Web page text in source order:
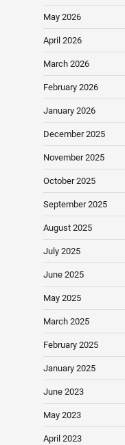
May 2026
April 2026
March 2026
February 2026
January 2026
December 2025
November 2025
October 2025
September 2025
August 2025
July 2025
June 2025
May 2025
March 2025
February 2025
January 2025
June 2023
May 2023
April 2023